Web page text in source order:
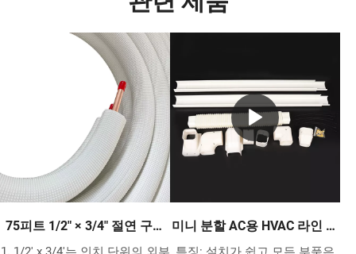
75피트 1/2″ × 3/4″ 절연 구리
미니 분할 AC용 HVAC 라인 세